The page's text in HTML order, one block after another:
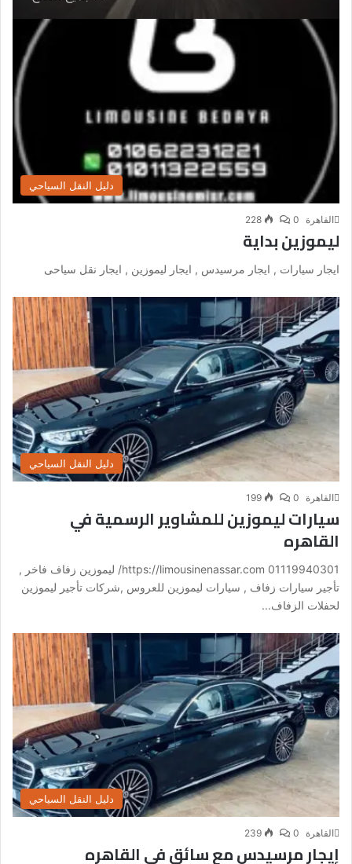
دليل النقل السياحي
القاهرة 0
228
ليموزين بداية
ايجار سيارات , ايجار مرسيدس , ايجار ليموزين , ايجار نقل سياحى
دليل النقل السياحي
القاهرة 0
199
سيارات ليموزين للمشاوير الرسمية في
القاهره
01119940301 https://limousinenassar.com/ ليموزين زفاف فاخر ,
تأجير سيارات زفاف , سيارات ليموزين للعروس ,شركات تأجير ليموزين
لحفلات الزفاف...
دليل النقل السياحي
القاهرة 0
239
إيجار مرسيدس مع سائق في القاهره